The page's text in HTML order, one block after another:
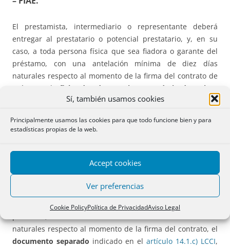
Sí, también usamos cookies
Principalmente usamos las cookies para que todo funcione bien y para
estadísticas propias de la web.
Accept cookies
Ver preferencias
Cookie PolicyPolítica de PrivacidadAviso Legal
El prestamista, intermediario o representante deberá
entregar al prestatario o potencial prestatario, y, en su
caso, a toda persona física que sea fiadora o garante del
préstamo, con una antelación mínima de diez días
naturales respecto al momento de la firma del contrato de
préstamo, la ficha de advertencias estandarizadas (FiAE)
que figura en el anexo II. Art. 22 (antes dedicado a la
variable.
entregar al prestatario o potencial prestatario, y, en su
caso, a toda persona física que sea fiadora o garante del
naturales respecto al momento de la firma del contrato, el
documento separado indicado en el artículo 14.1.c) LCCI,